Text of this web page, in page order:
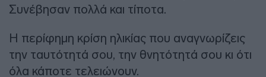
Συνέβησαν πολλά και τίποτα.
Η περίφημη κρίση ηλικίας που αναγνωρίζεις
την ταυτότητά σου, την θνητότητά σου κι ότι
όλα κάποτε τελειώνουν.